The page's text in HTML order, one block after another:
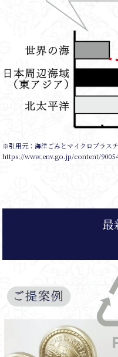
※引用元：海洋ごみとマイクロプラス
https://www.env.go.jp/content/
最